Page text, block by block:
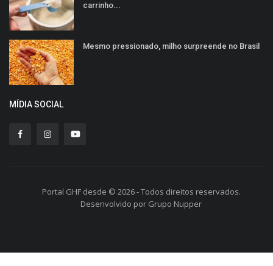
carrinho...
Mesmo pressionado, milho surpreende no Brasil
MÍDIA SOCIAL
Portal GHF desde © 2026 - Todos direitos reservados.
Desenvolvido por Grupo Nupper